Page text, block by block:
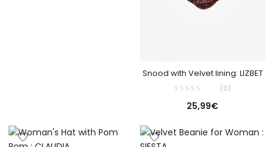
Snood with Velvet lining: LIZBET
(0)
25,99€